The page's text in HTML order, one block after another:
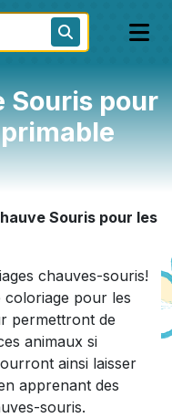
Souris pour
Souris pour les
chauves-souris!
coloriage pour les
permettront de
animaux si
ainsi laisser
apprenant des
souris.